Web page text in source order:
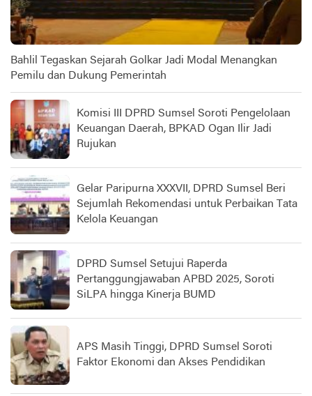
Bahlil Tegaskan Sejarah Golkar Jadi Modal Menangkan
Pemilu dan Dukung Pemerintah
Komisi III DPRD Sumsel Soroti Pengelolaan
Keuangan Daerah, BPKAD Ogan Ilir Jadi
Rujukan
Gelar Paripurna XXXVII, DPRD Sumsel Beri
Sejumlah Rekomendasi untuk Perbaikan Tata
Kelola Keuangan
DPRD Sumsel Setujui Raperda
Pertanggungjawaban APBD 2025, Soroti
SiLPA hingga Kinerja BUMD
APS Masih Tinggi, DPRD Sumsel Soroti
Faktor Ekonomi dan Akses Pendidikan